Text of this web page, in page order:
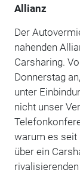
Allianz
Der
nahenden
Carsharing.
Donnerstag
unter
nicht unser
warum es seit
über ein